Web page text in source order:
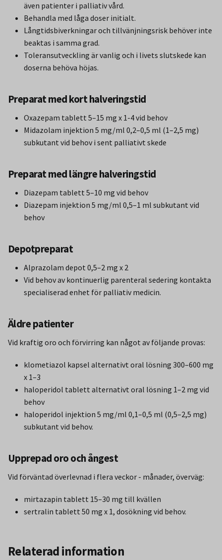
även patienter i palliativ vård.
Behandla med låga doser initialt.
Långtidsbiverkningar och tillvänjningsrisk behöver inte
beaktas i samma grad.
Toleransutveckling är vanlig och i livets slutskede kan
doserna behöva höjas.
Preparat med kort halveringstid
Oxazepam tablett 5–15 mg x 1-4 vid behov
Midazolam injektion 5 mg/ml 0,2–0,5 ml (1–2,5 mg)
subkutant vid behov i sent palliativt skede
Preparat med längre halveringstid
Diazepam tablett 5–10 mg vid behov
Diazepam injektion 5 mg/ml 0,5–1 ml subkutant vid
behov
Depotpreparat
Alprazolam depot 0,5–2 mg x 2
Vid behov av kontinuerlig parenteral sedering kontakta
specialiserad enhet för palliativ medicin.
Äldre patienter
Vid kraftig oro och förvirring kan något av följande provas:
klometiazol kapsel alternativt oral lösning 300–600 mg
x 1–3
haloperidol tablett alternativt oral lösning 1–2 mg vid
behov
haloperidol injektion 5 mg/ml 0,1–0,5 ml (0,5–2,5 mg)
subkutant vid behov.
Upprepad oro och ångest
Vid förväntad överlevnad i flera veckor - månader, överväg:
mirtazapin tablett 15–30 mg till kvällen
sertralin tablett 50 mg x 1, dosökning vid behov.
Relaterad information